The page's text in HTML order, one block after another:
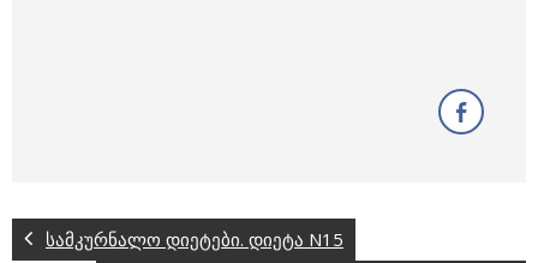
სამკურნალო დიეტები. დიეტა N15